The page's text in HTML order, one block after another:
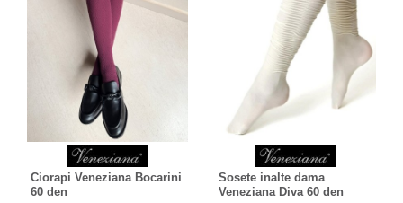
Ciorapi Veneziana Bocarini
60 den
Sosete inalte dama
Veneziana Diva 60 den